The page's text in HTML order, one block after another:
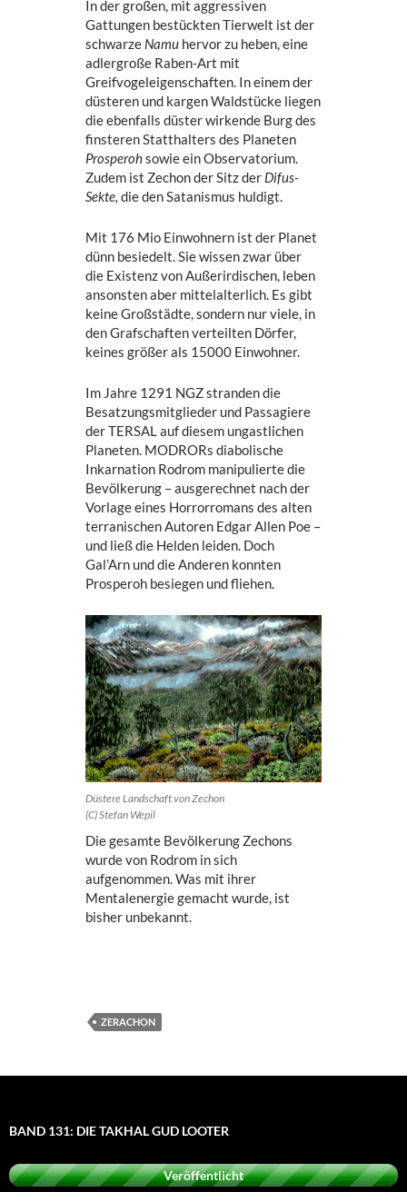
In der großen, mit aggressiven
Gattungen bestückten Tierwelt ist der
schwarze Namu hervor zu heben, eine
adlergroße Raben-Art mit
Greifvogeleigenschaften. In einem der
düsteren und kargen Waldstücke liegen
die ebenfalls düster wirkende Burg des
finsteren Statthalters des Planeten
Prosperohsowie ein Observatorium.
Zudem ist Zechon der Sitz der Difus-
Sekte,die den Satanismus huldigt.
Mit 176 Mio Einwohnern ist der Planet
dünn besiedelt. Sie wissen zwar über
die Existenz von Außerirdischen, leben
ansonsten aber mittelalterlich. Es gibt
keine Großstädte, sondern nur viele, in
den Grafschaften verteilten Dörfer,
keines größer als 15000 Einwohner.
Im Jahre 1291 NGZ stranden die
Besatzungsmitglieder und Passagiere
der TERSAL auf diesem ungastlichen
Planeten. MODRORs diabolische
Inkarnation Rodrom manipulierte die
Bevölkerung – ausgerechnet nach der
Vorlage eines Horrorromans des alten
terranischen Autoren Edgar Allen Poe –
und ließ die Helden leiden. Doch
Gal’Arn und die Anderen konnten
Prosperoh besiegen und fliehen.
Düstere Landschaft von Zechon
(C) Stefan Wepil
Die gesamte Bevölkerung Zechons
wurde von Rodrom in sich
aufgenommen. Was mit ihrer
Mentalenergie gemacht wurde, ist
bisher unbekannt.
ZERACHON
BAND 131: DIE TAKHAL GUD LOOTER
Veröffentlicht